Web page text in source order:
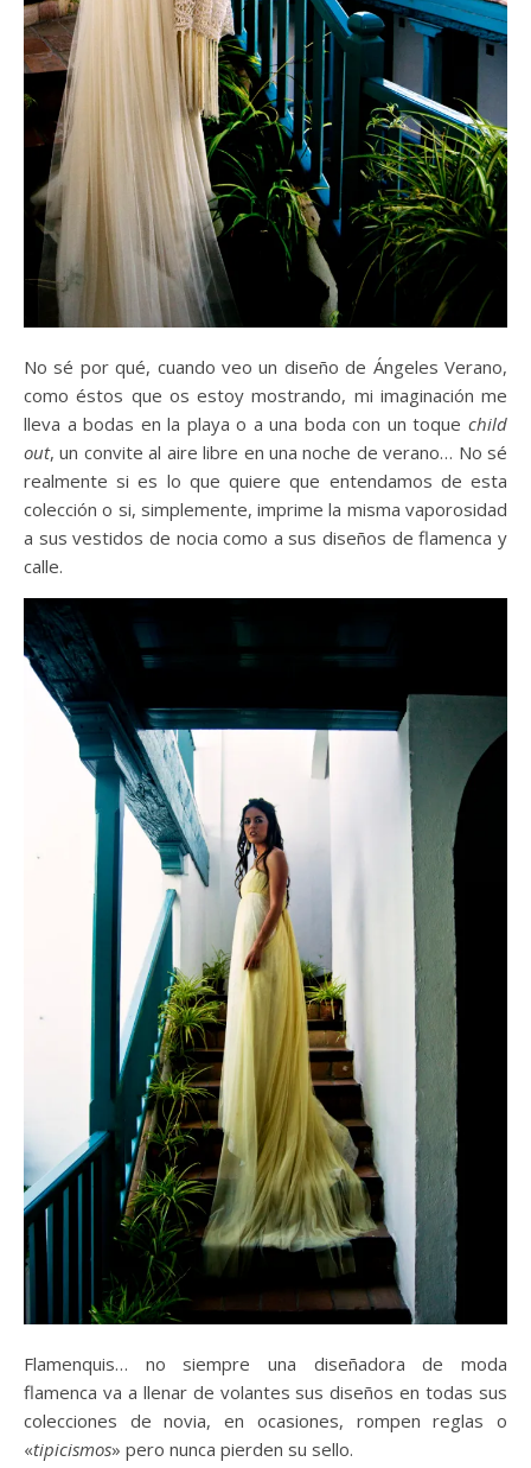
No sé por qué, cuando veo un diseño de Ángeles Verano,
como éstos que os estoy mostrando, mi imaginación me
lleva a bodas en la playa o a una boda con un toque child
out, un convite al aire libre en una noche de verano… No sé
realmente si es lo que quiere que entendamos de esta
colección o si, simplemente, imprime la misma vaporosidad
a sus vestidos de nocia como a sus diseños de flamenca y
calle.
Flamenquis… no siempre una diseñadora de moda
flamenca va a llenar de volantes sus diseños en todas sus
colecciones de novia, en ocasiones, rompen reglas o
«tipicismos» pero nunca pierden su sello.